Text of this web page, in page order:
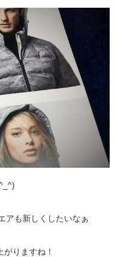
アも新しくしたいなぁ
りますね！